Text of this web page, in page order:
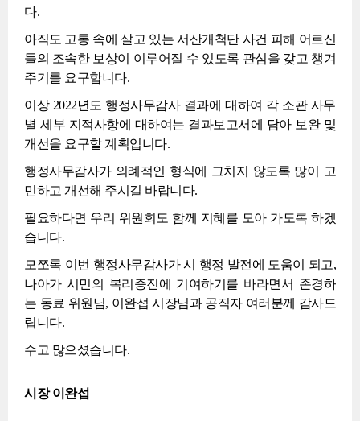
다.
아직도 고통 속에 살고 있는 서산개척단 사건 피해 어르신
들의 조속한 보상이 이루어질 수 있도록 관심을 갖고 챙겨
주기를 요구합니다.
이상 2022년도 행정사무감사 결과에 대하여 각 소관 사무
별 세부 지적사항에 대하여는 결과보고서에 담아 보완 및
개선을 요구할 계획입니다.
행정사무감사가 의례적인 형식에 그치지 않도록 많이 고
민하고 개선해 주시길 바랍니다.
필요하다면 우리 위원회도 함께 지혜를 모아 가도록 하겠
습니다.
모쪼록 이번 행정사무감사가 시 행정 발전에 도움이 되고,
나아가 시민의 복리증진에 기여하기를 바라면서 존경하
는 동료 위원님, 이완섭 시장님과 공직자 여러분께 감사드
립니다.
수고 많으셨습니다.
시장 이완섭